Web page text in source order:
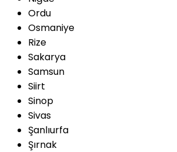
Ordu
Osmaniye
Rize
Sakarya
Samsun
Siirt
Sinop
Sivas
Şanlıurfa
Şırnak